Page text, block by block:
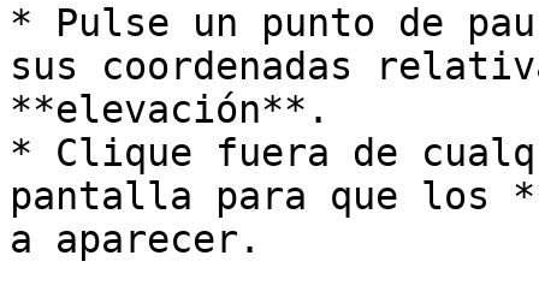
* Pulse un punto de
sus coordenadas
**elevación**.
* Clique fuera de
pantalla para que los
a aparecer.